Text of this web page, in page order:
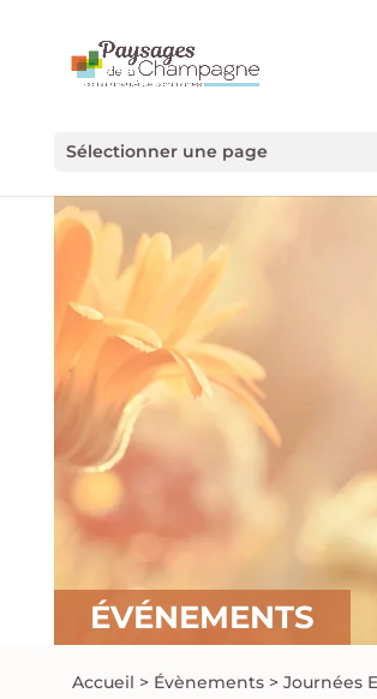
Sélectionner une page
ÉVÉNEMENTS
Accueil > Évènements >Journées